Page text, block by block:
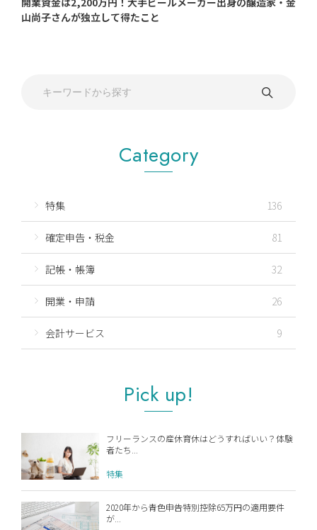
山尚子さんが独立して得たこと
Category
特集 136
確定申告・税金 81
記帳・帳簿 32
開業・申請 26
会計サービス 9
Pick up!
フリーランスの産休育休はどうすればいい？体験
者たち...
特集
2020年から青色申告特別控除65万円の適用要件
が...